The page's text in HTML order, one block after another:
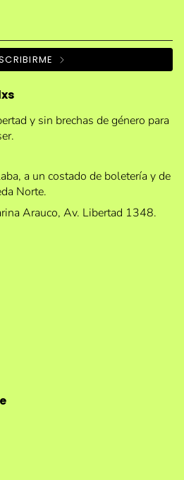
y sin brechas de género para
a un costado de boletería y de
Norte.
Arauco, Av. Libertad 1348.